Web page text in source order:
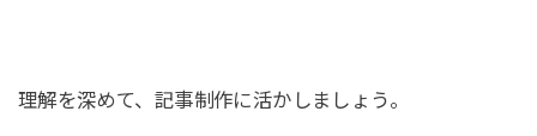
理解を深めて、記事制作に活かしましょう。